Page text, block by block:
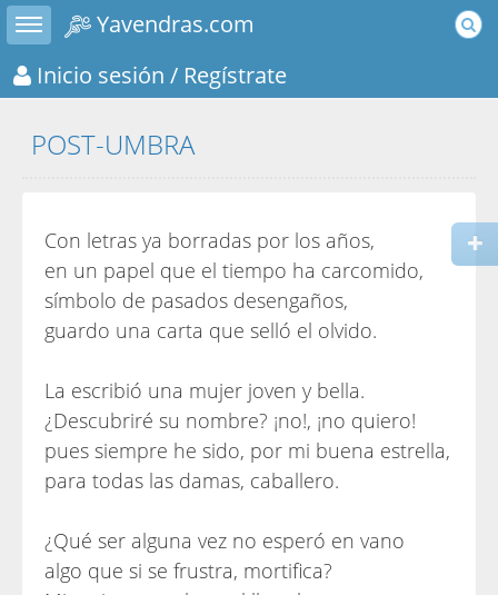
Toggle sidebar
Yavendras.com
Inicio sesión / Regístrate
POST-UMBRA
Con letras ya borradas por los años,
en un papel que el tiempo ha carcomido,
símbolo de pasados desengaños,
guardo una carta que selló el olvido.
La escribió una mujer joven y bella.
¿Descubriré su nombre? ¡no!, ¡no quiero!
pues siempre he sido, por mi buena estrella,
para todas las damas, caballero.
¿Qué ser alguna vez no esperó en vano
algo que si se frustra, mortifica?